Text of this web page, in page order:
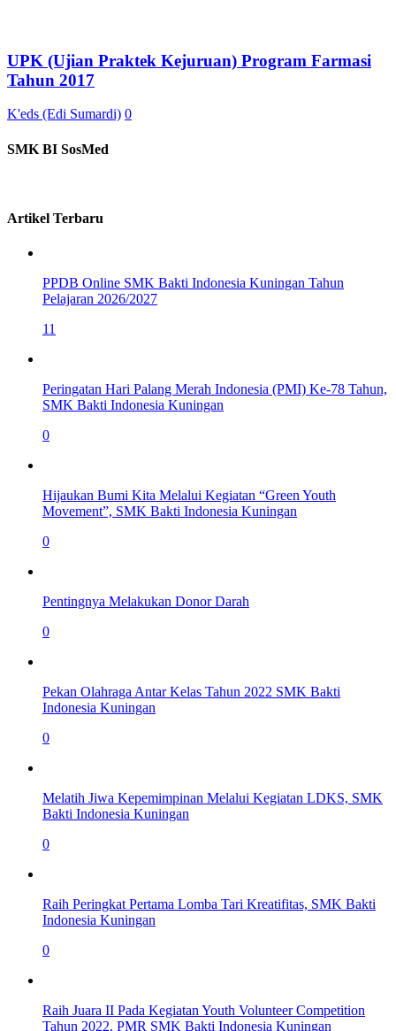
UPK (Ujian Praktek Kejuruan) Program Farmasi
Tahun 2017
K'eds (Edi Sumardi) 0
SMK BI SosMed
Artikel Terbaru
PPDB Online SMK Bakti Indonesia Kuningan Tahun
Pelajaran 2026/2027
11
Peringatan Hari Palang Merah Indonesia (PMI) Ke-78 Tahun,
SMK Bakti Indonesia Kuningan
0
Hijaukan Bumi Kita Melalui Kegiatan “Green Youth
Movement”, SMK Bakti Indonesia Kuningan
0
Pentingnya Melakukan Donor Darah
0
Pekan Olahraga Antar Kelas Tahun 2022 SMK Bakti
Indonesia Kuningan
0
Melatih Jiwa Kepemimpinan Melalui Kegiatan LDKS, SMK
Bakti Indonesia Kuningan
0
Raih Peringkat Pertama Lomba Tari Kreatifitas, SMK Bakti
Indonesia Kuningan
0
Raih Juara II Pada Kegiatan Youth Volunteer Competition
Tahun 2022, PMR SMK Bakti Indonesia Kuningan